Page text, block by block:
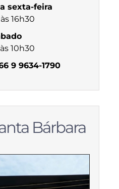
sexta-feira
16h30
10h30
9 9634-1790
Bárbara